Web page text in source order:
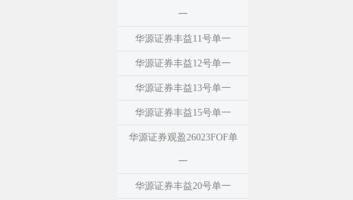
一
华源证券丰益11号单一
华源证券丰益12号单一
华源证券丰益13号单一
华源证券丰益15号单一
华源证券观盈26023FOF单
一
华源证券丰益20号单一